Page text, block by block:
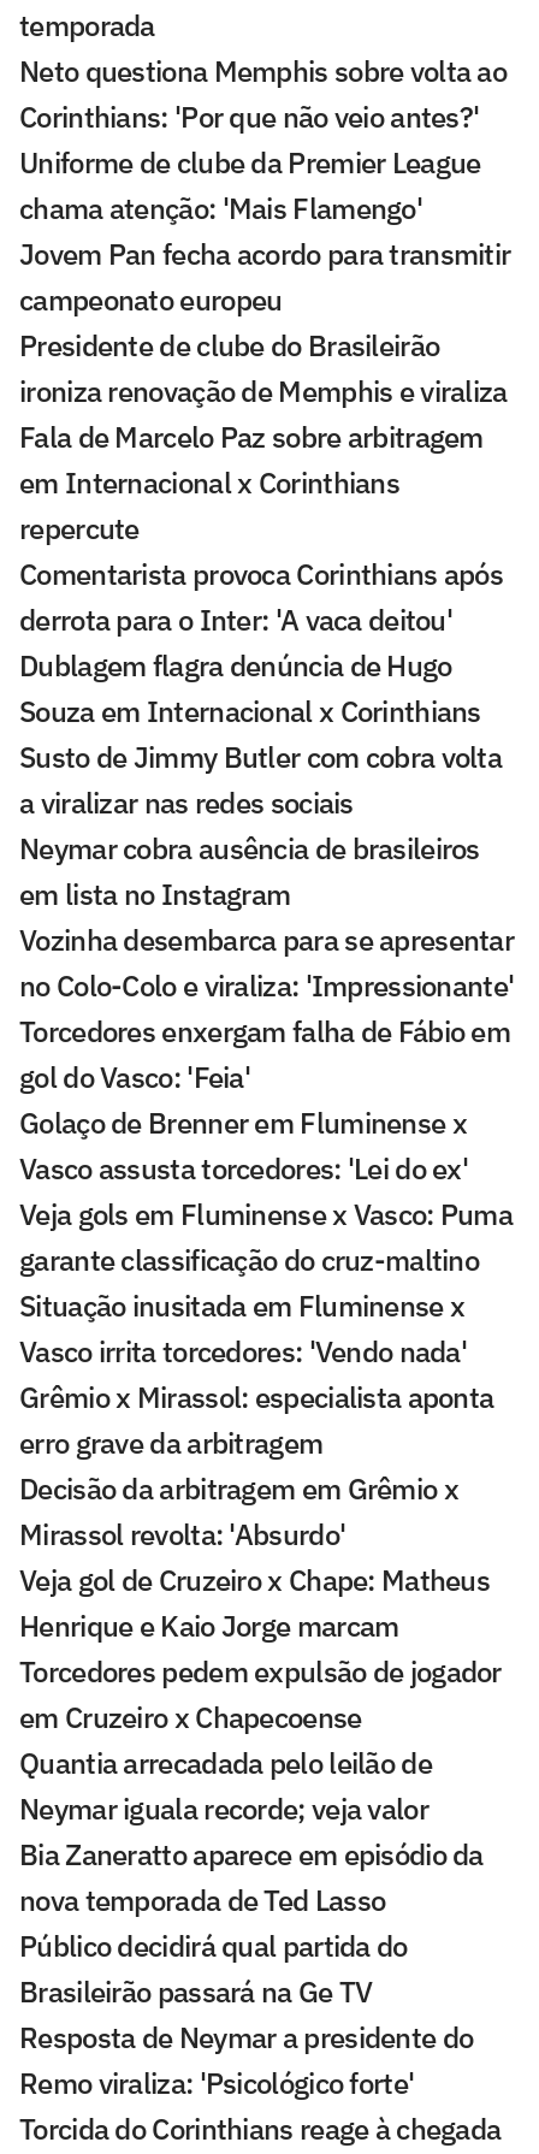
temporada
Neto questiona Memphis sobre volta ao
Corinthians: 'Por que não veio antes?'
Uniforme de clube da Premier League
chama atenção: 'Mais Flamengo'
Jovem Pan fecha acordo para transmitir
campeonato europeu
Presidente de clube do Brasileirão
ironiza renovação de Memphis e viraliza
Fala de Marcelo Paz sobre arbitragem
em Internacional x Corinthians
repercute
Comentarista provoca Corinthians após
derrota para o Inter: 'A vaca deitou'
Dublagem flagra denúncia de Hugo
Souza em Internacional x Corinthians
Susto de Jimmy Butler com cobra volta
a viralizar nas redes sociais
Neymar cobra ausência de brasileiros
em lista no Instagram
Vozinha desembarca para se apresentar
no Colo-Colo e viraliza: 'Impressionante'
Torcedores enxergam falha de Fábio em
gol do Vasco: 'Feia'
Golaço de Brenner em Fluminense x
Vasco assusta torcedores: 'Lei do ex'
Veja gols em Fluminense x Vasco: Puma
garante classificação do cruz-maltino
Situação inusitada em Fluminense x
Vasco irrita torcedores: 'Vendo nada'
Grêmio x Mirassol: especialista aponta
erro grave da arbitragem
Decisão da arbitragem em Grêmio x
Mirassol revolta: 'Absurdo'
Veja gol de Cruzeiro x Chape: Matheus
Henrique e Kaio Jorge marcam
Torcedores pedem expulsão de jogador
em Cruzeiro x Chapecoense
Quantia arrecadada pelo leilão de
Neymar iguala recorde; veja valor
Bia Zaneratto aparece em episódio da
nova temporada de Ted Lasso
Público decidirá qual partida do
Brasileirão passará na Ge TV
Resposta de Neymar a presidente do
Remo viraliza: 'Psicológico forte'
Torcida do Corinthians reage à chegada